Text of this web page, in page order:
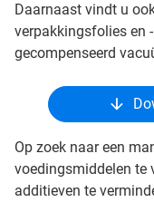
Daarnaast vindt u
verpakkingsfolies en
gecompenseerd
Op zoek naar een
voedingsmiddelen te
additieven te